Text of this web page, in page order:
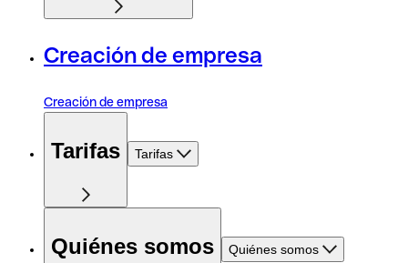
Creación de empresa
Creación de empresa
Tarifas Tarifas
Quiénes somos Quiénes somos